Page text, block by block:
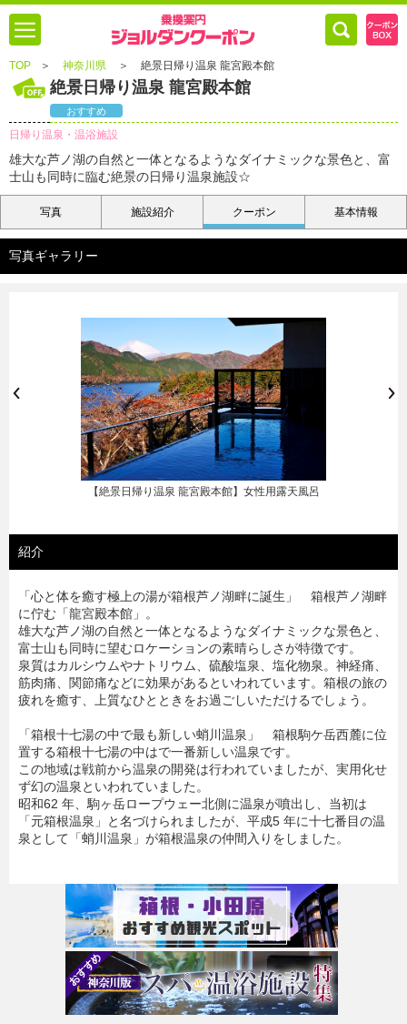
TOP ＞ 神奈川県 ＞ 絶景日帰り温泉 龍宮殿本館
絶景日帰り温泉 龍宮殿本館
おすすめ
日帰り温泉・温浴施設
雄大な芦ノ湖の自然と一体となるようなダイナミックな景色と、富
士山も同時に臨む絶景の日帰り温泉施設☆
写真 施設紹介 クーポン 基本情報
写真ギャラリー
【絶景日帰り温泉 龍宮殿本館】女性用露天風呂
紹介
「心と体を癒す極上の湯が箱根芦ノ湖畔に誕生」 箱根芦ノ湖畔
に佇む「龍宮殿本館」。
雄大な芦ノ湖の自然と一体となるようなダイナミックな景色と、
富士山も同時に望むロケーションの素晴らしさが特徴です。
泉質はカルシウムやナトリウム、硫酸塩泉、塩化物泉。神経痛、
筋肉痛、関節痛などに効果があるといわれています。箱根の旅の
疲れを癒す、上質なひとときをお過ごしいただけるでしょう。
「箱根十七湯の中で最も新しい蛸川温泉」 箱根駒ケ岳西麓に位
置する箱根十七湯の中はで一番新しい温泉です。
この地域は戦前から温泉の開発は行われていましたが、実用化せ
ず幻の温泉といわれていました。
昭和62 年、駒ヶ岳ロープウェー北側に温泉が噴出し、当初は
「元箱根温泉」と名づけられましたが、平成5 年に十七番目の温
泉として「蛸川温泉」が箱根温泉の仲間入りをしました。